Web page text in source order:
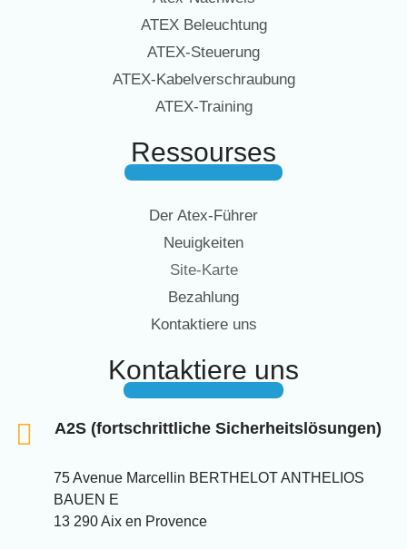
ATEX Beleuchtung
ATEX-Steuerung
ATEX-Kabelverschraubung
ATEX-Training
Ressourses
Der Atex-Führer
Neuigkeiten
Site-Karte
Bezahlung
Kontaktiere uns
Kontaktiere uns
A2S (fortschrittliche Sicherheitslösungen)
75 Avenue Marcellin BERTHELOT ANTHELIOS
BAUEN E
13 290 Aix en Provence